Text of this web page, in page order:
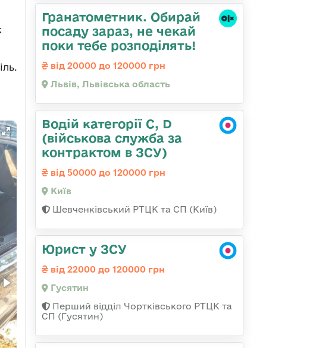
Гранатометник. Обирай
посаду зараз, не чекай
поки тебе розподілять!
від 20000 до 120000 грн
Львів, Львівська область
Водій категорії C, D
(військова служба за
контрактом в ЗСУ)
від 50000 до 120000 грн
Київ
Шевченківський РТЦК та СП (Київ)
Юрист у ЗСУ
від 22000 до 120000 грн
Гусятин
Перший відділ Чортківського РТЦК та
СП (Гусятин)